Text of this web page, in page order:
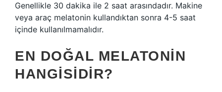
Genellikle 30 dakika ile 2 saat arasındadır. Makine
veya araç melatonin kullandıktan sonra 4-5 saat
içinde kullanılmamalıdır.
EN DOĞAL MELATONIN
HANGISIDIR?